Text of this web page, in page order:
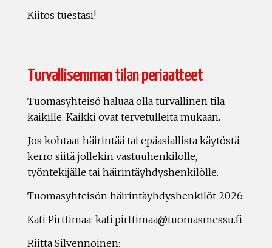
Kiitos tuestasi!
Turvallisemman tilan periaatteet
Tuomasyhteisö haluaa olla turvallinen tila
kaikille. Kaikki ovat tervetulleita mukaan.
Jos kohtaat häirintää tai epäasiallista käytöstä,
kerro siitä jollekin vastuuhenkilölle,
työntekijälle tai häirintäyhdyshenkilölle.
Tuomasyhteisön häirintäyhdyshenkilöt 2026:
Kati Pirttimaa: kati.pirttimaa@tuomasmessu.fi
Riitta Silvennoinen: